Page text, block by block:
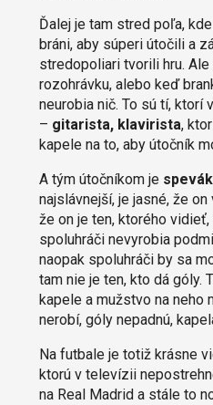
Ďalej je tam stred poľa,
bráni, aby súperi útočili a
stredopoliari tvorili hru.
rozohrávku, alebo keď
neurobia nič. To sú tí, ktorí
– gitarista, klavirista,
kapele na to, aby útočník
A tým útočníkom je spevák
najslávnejší, je jasné, že
že on je ten, ktorého
spoluhráči nevyrobia
naopak spoluhráči by sa
tam nie je ten, kto dá góly.
kapele a mužstvo na neho
nerobí, góly nepadnú,
Na futbale je totiž krásne
ktorú v televízii
na Real Madrid a stále to